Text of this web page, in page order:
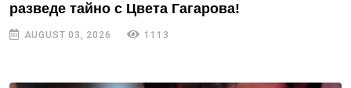
разведе тайно с Цвета Гагарова!
AUGUST 03, 2026 1113